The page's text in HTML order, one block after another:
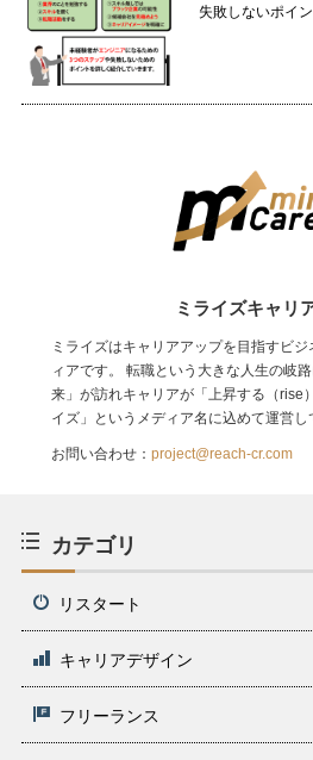
失敗しないポイ
ミライズキャリ
ミライズはキャリアアップを目指すビ
ィアです。 転職という大きな人生の岐
来」が訪れキャリアが「上昇する（rise
イズ」というメディア名に込めて運営し
お問い合わせ： project@reach-cr.com
カテゴリ
リスタート
キャリアデザイン
フリーランス